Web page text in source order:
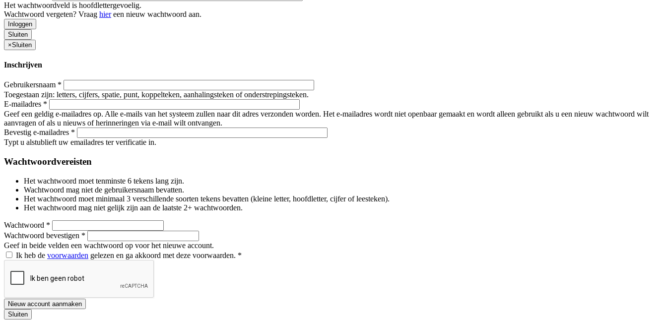
Het wachtwoordveld is hoofdlettergevoelig.
Wachtwoord vergeten? Vraag hiereen nieuw wachtwoord aan.
Inloggen
Sluiten
×Sluiten
Inschrijven
Gebruikersnaam *
Toegestaan zijn: letters, cijfers, spatie, punt, koppelteken, aanhalingsteken of onderstrepingsteken.
E-mailadres *
Geef een geldig e-mailadres op. Alle e-mails van het systeem zullen naar dit adres verzonden worden. Het e-mailadres wordt niet openbaar gemaakt en wordt alleen gebruikt als u een nieuw wachtwoord wilt
aanvragen of als u nieuws of herinneringen via e-mail wilt ontvangen.
Bevestig e-mailadres *
Typt u alstublieft uw emailadres ter verificatie in.
Wachtwoordvereisten
Het wachtwoord moet tenminste 6 tekens lang zijn.
Wachtwoord mag niet de gebruikersnaam bevatten.
Het wachtwoord moet minimaal 3 verschillende soorten tekens bevatten (kleine letter, hoofdletter, cijfer of leesteken).
Het wachtwoord mag niet gelijk zijn aan de laatste 2+ wachtwoorden.
Wachtwoord *
Wachtwoord bevestigen *
Geef in beide velden een wachtwoord op voor het nieuwe account.
Ik heb de voorwaarden gelezen en ga akkoord met deze voorwaarden. *
Nieuw account aanmaken
Sluiten